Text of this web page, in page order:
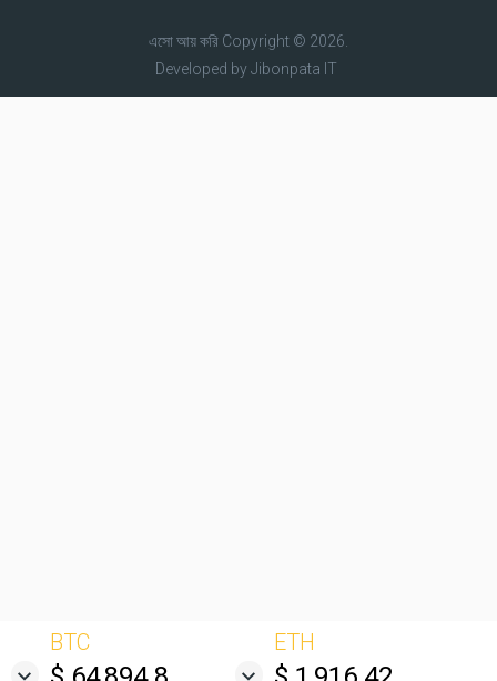
এসো আয় করিCopyright © 2026.
Developed byJibonpata IT
BTC ETH